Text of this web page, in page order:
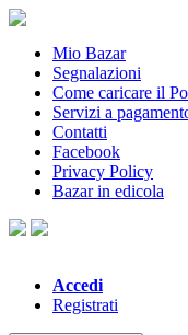
Mio Bazar
Segnalazioni
Come caricare il
Servizi a
Contatti
Facebook
Privacy Policy
Bazar in edicola
Accedi
Registrati